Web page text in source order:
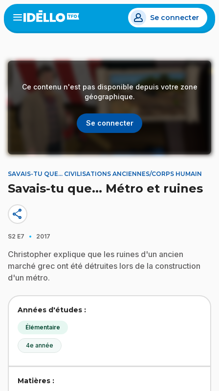
Aller
au
contenu
Open
menu
Se connecter
Ce contenu n'est pas disponible depuis votre zone
géographique.
Se connecter
SAVAIS-TU QUE... CIVILISATIONS ANCIENNES/CORPS HUMAIN
Savais-tu que... Métro et ruines
share
S2 E7 · 2017
Christopher explique que les ruines d'un ancien
marché grec ont été détruites lors de la construction
d'un métro.
Années d'études :
Élémentaire
4e année
Matières :